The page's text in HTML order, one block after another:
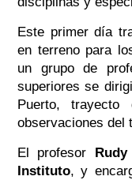
Este primer día
en terreno para
un grupo de
superiores se
Puerto,
observaciones del
El profesor
Instituto, y